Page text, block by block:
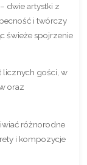
dwie artystki z
i twórczy
świeże spojrzenie
licznych gości, w
oraz
różnorodne
i kompozycje